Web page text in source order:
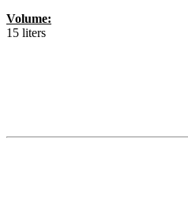
Volume:
15 liters